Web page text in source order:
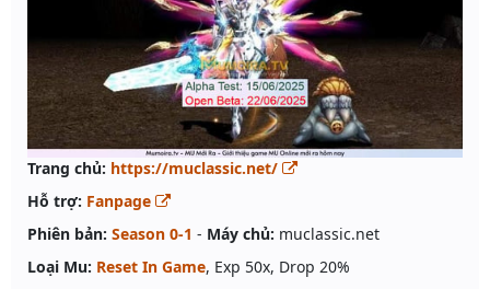
Trang chủ: https://muclassic.net/
Hỗ trợ: Fanpage
Phiên bản: Season 0-1 - Máy chủ: muclassic.net
Loại Mu: Reset In Game, Exp 50x, Drop 20%